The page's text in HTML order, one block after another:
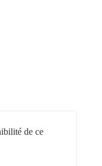
de ce